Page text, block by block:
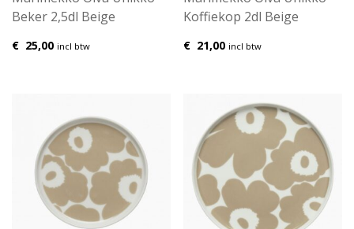
Beker 2,5dl Beige
€ 25,00 incl btw
Koffiekop 2dl Beige
€ 21,00 incl btw